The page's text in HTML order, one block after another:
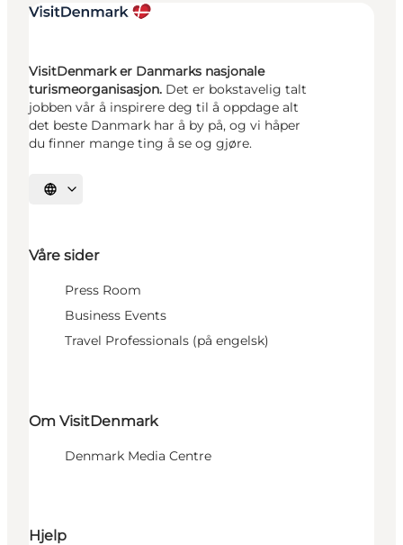
VisitDenmark er Danmarks nasjonale
turismeorganisasjon. Det er bokstavelig talt
jobben vår å inspirere deg til å oppdage alt
det beste Danmark har å by på, og vi håper
du finner mange ting å se og gjøre.
Velg språk
Våre sider
Press Room
Business Events
Travel Professionals (på engelsk)
Om VisitDenmark
Denmark Media Centre
Hjelp